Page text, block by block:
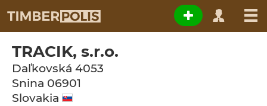
TRACIK, s.r.o.
Daľkovská 4053
Snina 06901
Slovakia